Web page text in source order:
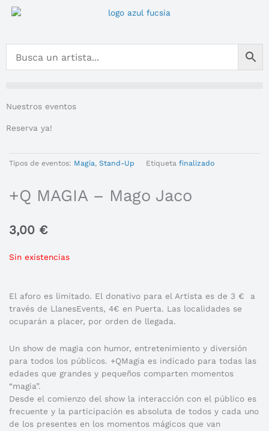
Nuestros eventos
Reserva ya!
Tipos de eventos: Magia, Stand-Up Etiqueta finalizado
+Q MAGIA – Mago Jaco
3,00 €
Sin existencias
El aforo es limitado. El donativo para el Artista es de 3 € a
través de LlanesEvents, 4€ en Puerta. Las localidades se
ocuparán a placer, por orden de llegada.
Un show de magia con humor, entretenimiento y diversión
para todos los públicos. +QMagia es indicado para todas las
edades que grandes y pequeños comparten momentos
“magia”.
Desde el comienzo del show la interacción con el público es
frecuente y la participación es absoluta de todos y cada uno
de los presentes en los momentos mágicos que van